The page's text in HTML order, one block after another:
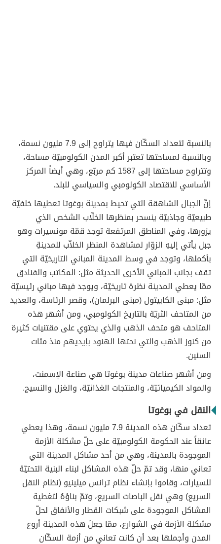
بالنسبة لتعداد السكّان فيها يتراوح إلى 7.9 مليون نسمة،
وبالنسبة لمساحتها تعتبر أكبر المدن الكولومبيّة مساحة،
وتتراوح مساحتها إلى 1587 كم مربّع، وهي أيضاً المركز
الأساسي للاقتصاد الكولومبي والسياسي للبلد.
إنّ الجبال الشاهقة التي تحيط بمدينة بوغوتا تعطيها خلفيّة
طبيعيّة وجاذبيّة ينسحر بمنظرها الخلّاب الشخص الذي
يزورها، وفي المناطق المرتفعة توجد قمّة مونسيرات وهو
جبل يأتي إليهِ الزوّار لمشاهدة المنظر الخلاّب للمدينةِ
بأكملها، وتوجد في وسط المدينة المباني التاريخيّة التي
تقف بجانب المباني الأخرى الحديثة مثل: المكاتب والفنادق
ممّا يعطي المدينة نظرة تاريخيّة، ويوجد فيها مباني رئيسيّة
مثل: مبنى الكابيتول (مبنى البرلمان)، وقصر الرئاسة، والعديد
من المتاحف الثريّة بالتاريخ الكولومبي، ومن أشهر هذه
المتاحف هو متحف الذهب والذي يحتوي على مقتنيات كثيرة
من كنوز الذهب والتي نحتها الهنود بإيديهم منذ مئات
السنين.
ومن أشهر صناعات مدينة بوغوتا هي صناعة الإسمنت،
والمواد الكيميائيّة، والمنتجات الغذائيّة، والغزل والنسيج.
النقل في بوغوتا
تعداد سكّان هذه المدينة 7.9 مليون نسمة، وهذا يعطي
عائقاً عند الحكومة الكولومبيّة على حلّ مشكلة الأزمة
الموجودة بالمدينة، وهي من أحد مشاكل المدينة التي
تعاني منها، وقد تمّ حلّ هذه المشاكل لبناء البنية التحتيّة
للسيارات، وقاموا بإنشاء نظام ترانس ميلينيو (نظام النقل
السريع) وهي نقل الباصات السريع، وتمّ بناؤهُ لتغطية
المشاكل الموجودة على شبكات القطار والأنفاق لحلّ
مشكلة الأزمة في الشوارع، ممّا جعلَ هذه المدينة أروع
المدن وأجملها بعد أن كانت تعاني من أزمة السكّان